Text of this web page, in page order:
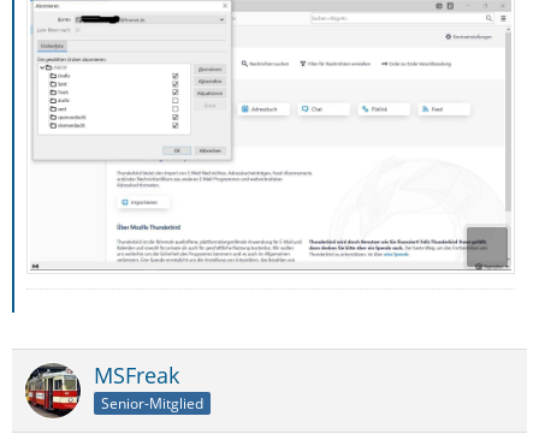
MSFreak
Senior-Mitglied